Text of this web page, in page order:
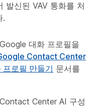
발신된 VAV 통화를 처
.
대화 프로필을
Contact Center
로필 만들기 문서를
Center AI 구성